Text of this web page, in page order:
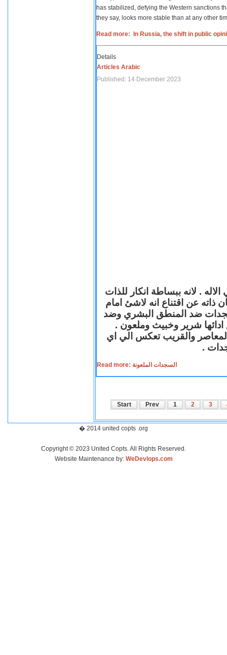
has stabilized, defying the Western sanctions
they say, looks more stable than at any other
Read more: In Russia, the shift in public
Details
Articles Arabic
Published: 14 December 2023
. لانه ببساطة انكار للذات
ذاته عن اقتناع انه لاشئ امام
ضد المنطق البشري وضد
ادائها شرير وخبيث وملعون .
المعاصر والقريب تعكس الي اي
.
Read more: السجدات الملعونة
Start Prev 1 2 3
� 2014 united copts .org
Copyright © 2023 United Copts. All Rights Reserved.
Website Maintenance by: WeDevlops.com